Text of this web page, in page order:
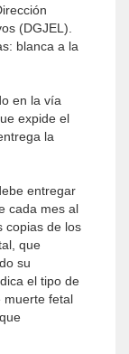
(DGJEL).
blanca a la
en la vía
expide el
la
entregar
cada mes al
copias de los
que
su
el tipo de
muerte fetal